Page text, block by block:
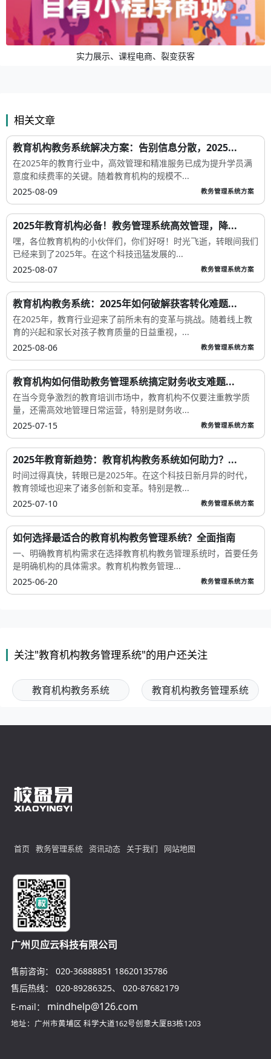
实力展示、课程电商、裂变获客
相关文章
教育机构教务系统解决方案：告别信息分散，2025...
在2025年的教育行业中，高效管理和精准服务已成为提升学员满
意度和续费率的关键。随着教育机构的规模不...
2025-08-09
教务管理系统方案
2025年教育机构必备！教务管理系统高效管理，降...
嘿，各位教育机构的小伙伴们，你们好呀！时光飞逝，转眼间我们
已经来到了2025年。在这个科技迅猛发展的...
2025-08-07
教务管理系统方案
教育机构教务系统：2025年如何破解获客转化难题...
在2025年，教育行业迎来了前所未有的变革与挑战。随着线上教
育的兴起和家长对孩子教育质量的日益重视，...
2025-08-06
教务管理系统方案
教育机构如何借助教务管理系统搞定财务收支难题...
在当今竞争激烈的教育培训市场中，教育机构不仅要注重教学质
量，还需高效地管理日常运营，特别是财务收...
2025-07-15
教务管理系统方案
2025年教育新趋势：教育机构教务系统如何助力？...
时间过得真快，转眼已是2025年。在这个科技日新月异的时代，
教育领域也迎来了诸多创新和变革。特别是教...
2025-07-10
教务管理系统方案
如何选择最适合的教育机构教务管理系统？全面指南
一、明确教育机构需求在选择教育机构教务管理系统时，首要任务
是明确机构的具体需求。教育机构教务管理...
2025-06-20
教务管理系统方案
关注"教育机构教务管理系统"的用户还关注
教育机构教务系统 教育机构教务管理系统
首页 教务管理系统 资讯动态 关于我们 网站地图
广州贝应云科技有限公司
售前咨询： 020-36888851 18620135786
售后热线：
020-89286325、 020-87682179
E-mail：
mindhelp@126.com
地址：广州市黄埔区 科学大道162号创意大厦B3栋1203